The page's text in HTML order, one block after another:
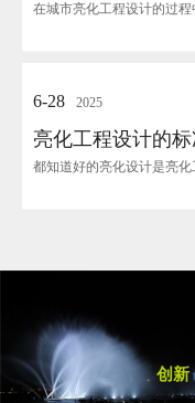
6-28 2025
亮化工程设计的
创新